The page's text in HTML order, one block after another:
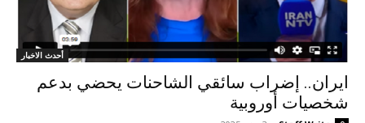
أحدث الاخبار
ایران.. إضراب سائقي الشاحنات یحضي بدعم
شخصيات أوروبية